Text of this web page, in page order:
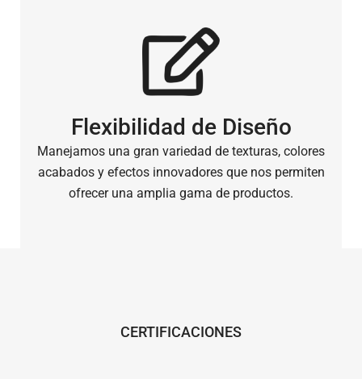
Flexibilidad de Diseño
Manejamos una gran variedad de texturas, colores
acabados y efectos innovadores que nos permiten
ofrecer una amplia gama de productos.
CERTIFICACIONES